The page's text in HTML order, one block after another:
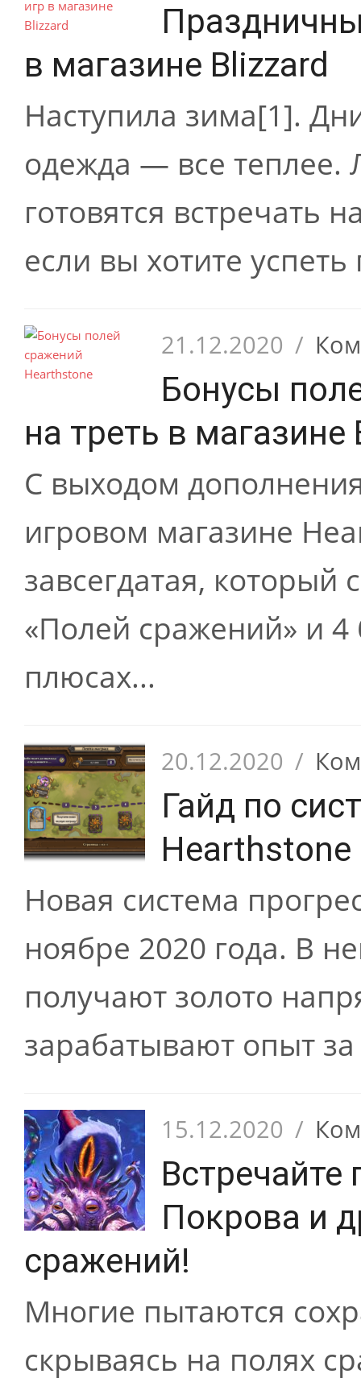
в магазине Blizzard
Наступила зима[1].
одежда — все
готовятся встречать
если вы хотите
21.12.2020 /
Бонусы
на треть в магазине
С выходом
игровом магазине
завсегдатая,
«Полей сражений» и 4
плюсах...
20.12.2020 /
Гайд по
Hearthstone
Новая система
ноябре 2020 года. В
получают золото
зарабатывают опыт
15.12.2020 /
Покрова и
сражений!
Многие пытаются
скрываясь на полях